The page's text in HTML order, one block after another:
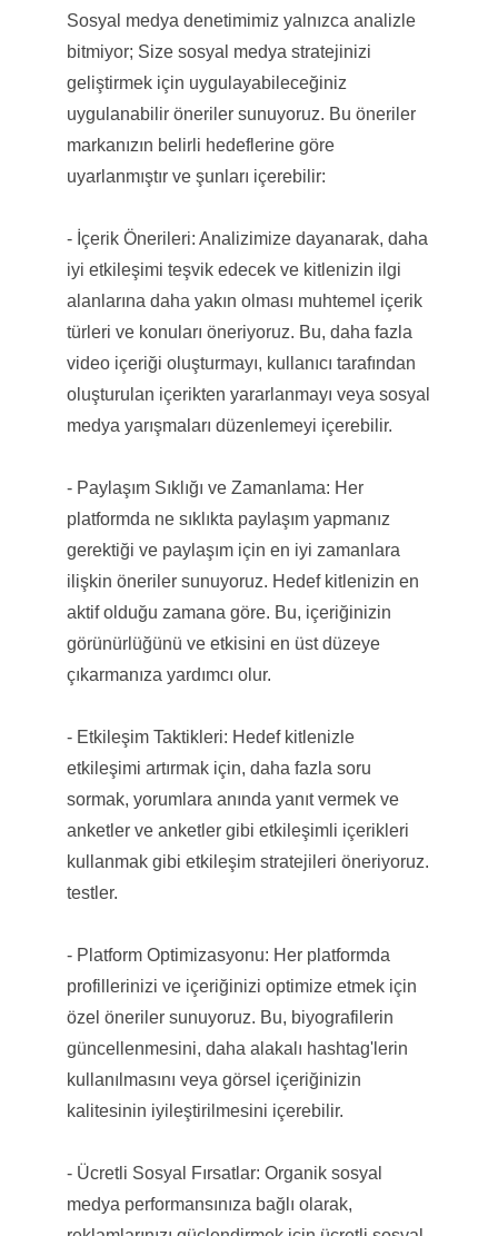
Sosyal medya denetimimiz yalnızca analizle
bitmiyor; Size sosyal medya stratejinizi
geliştirmek için uygulayabileceğiniz
uygulanabilir öneriler sunuyoruz. Bu öneriler
markanızın belirli hedeflerine göre
uyarlanmıştır ve şunları içerebilir:
- İçerik Önerileri: Analizimize dayanarak, daha
iyi etkileşimi teşvik edecek ve kitlenizin ilgi
alanlarına daha yakın olması muhtemel içerik
türleri ve konuları öneriyoruz. Bu, daha fazla
video içeriği oluşturmayı, kullanıcı tarafından
oluşturulan içerikten yararlanmayı veya sosyal
medya yarışmaları düzenlemeyi içerebilir.
- Paylaşım Sıklığı ve Zamanlama: Her
platformda ne sıklıkta paylaşım yapmanız
gerektiği ve paylaşım için en iyi zamanlara
ilişkin öneriler sunuyoruz. Hedef kitlenizin en
aktif olduğu zamana göre. Bu, içeriğinizin
görünürlüğünü ve etkisini en üst düzeye
çıkarmanıza yardımcı olur.
- Etkileşim Taktikleri: Hedef kitlenizle
etkileşimi artırmak için, daha fazla soru
sormak, yorumlara anında yanıt vermek ve
anketler ve anketler gibi etkileşimli içerikleri
kullanmak gibi etkileşim stratejileri öneriyoruz.
testler.
- Platform Optimizasyonu: Her platformda
profillerinizi ve içeriğinizi optimize etmek için
özel öneriler sunuyoruz. Bu, biyografilerin
güncellenmesini, daha alakalı hashtag'lerin
kullanılmasını veya görsel içeriğinizin
kalitesinin iyileştirilmesini içerebilir.
- Ücretli Sosyal Fırsatlar: Organik sosyal
medya performansınıza bağlı olarak,